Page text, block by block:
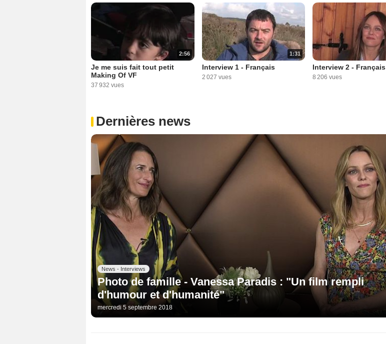
2:56
Je me suis fait tout petit
Making Of VF
37 932 vues
1:31
Interview 1 - Français
2 027 vues
Interview 2 - Français
8 206 vues
Dernières news
News - Interviews
Photo de famille - Vanessa Paradis : "Un film rempli
d'humour et d'humanité"
mercredi 5 septembre 2018